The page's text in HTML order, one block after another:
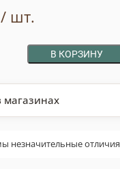
шт.
В КОРЗИНУ
незначительные